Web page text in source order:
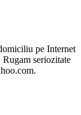
pe Internet
seriozitate